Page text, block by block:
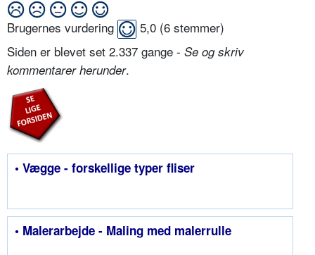
Brugernes vurdering 5,0 (6 stemmer)
Siden er blevet set 2.337 gange - Se og skriv
kommentarer herunder.
• Vægge - forskellige typer fliser
• Malerarbejde - Maling med malerrulle